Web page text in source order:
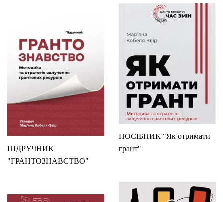
ПОСІБНИК "Як отримати
грант"
ПІДРУЧНИК
"ГРАНТОЗНАВСТВО"